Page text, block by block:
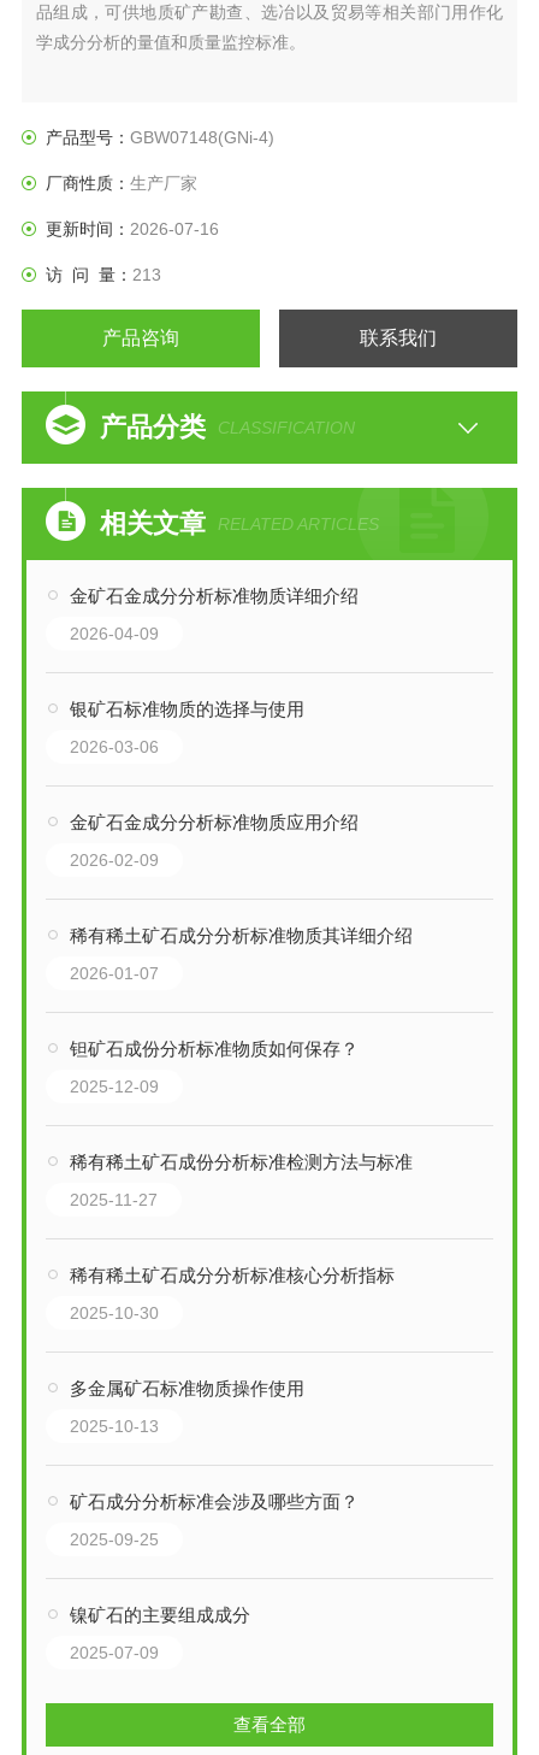
品组成，可供地质矿产勘查、选冶以及贸易等相关部门用作化
学成分分析的量值和质量监控标准。
产品型号： GBW07148(GNi-4)
厂商性质： 生产厂家
更新时间： 2026-07-16
访 问 量： 213
产品咨询 联系我们
产品分类 CLASSIFICATION
相关文章 RELATED ARTICLES
金矿石金成分分析标准物质详细介绍
2026-04-09
银矿石标准物质的选择与使用
2026-03-06
金矿石金成分分析标准物质应用介绍
2026-02-09
稀有稀土矿石成分分析标准物质其详细介绍
2026-01-07
钽矿石成份分析标准物质如何保存？
2025-12-09
稀有稀土矿石成份分析标准检测方法与标准
2025-11-27
稀有稀土矿石成分分析标准核心分析指标
2025-10-30
多金属矿石标准物质操作使用
2025-10-13
矿石成分分析标准会涉及哪些方面？
2025-09-25
镍矿石的主要组成成分
2025-07-09
查看全部